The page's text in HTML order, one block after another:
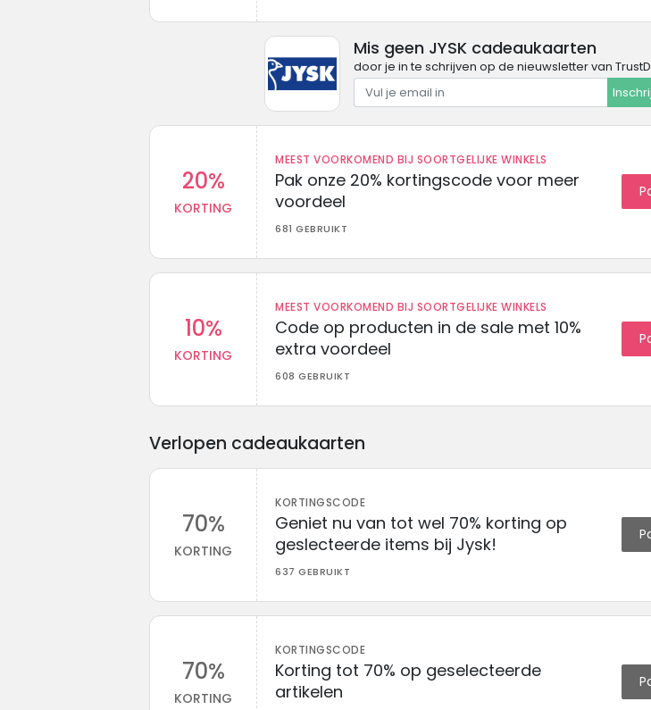
Mis geen JYSK cadeaukaarten
door je in te schrijven op de nieuwsletter van
20%
KORTING
MEEST VOORKOMEND BIJ SOORTGELIJKE WINKELS
Pak onze 20% kortingscode voor meer
voordeel
681 GEBRUIKT
10%
KORTING
MEEST VOORKOMEND BIJ SOORTGELIJKE WINKELS
Code op producten in de sale met 10%
extra voordeel
608 GEBRUIKT
Verlopen cadeaukaarten
70%
KORTING
KORTINGSCODE
Geniet nu van tot wel 70% korting op
geslecteerde items bij Jysk!
637 GEBRUIKT
70%
KORTING
KORTINGSCODE
Korting tot 70% op geselecteerde
artikelen